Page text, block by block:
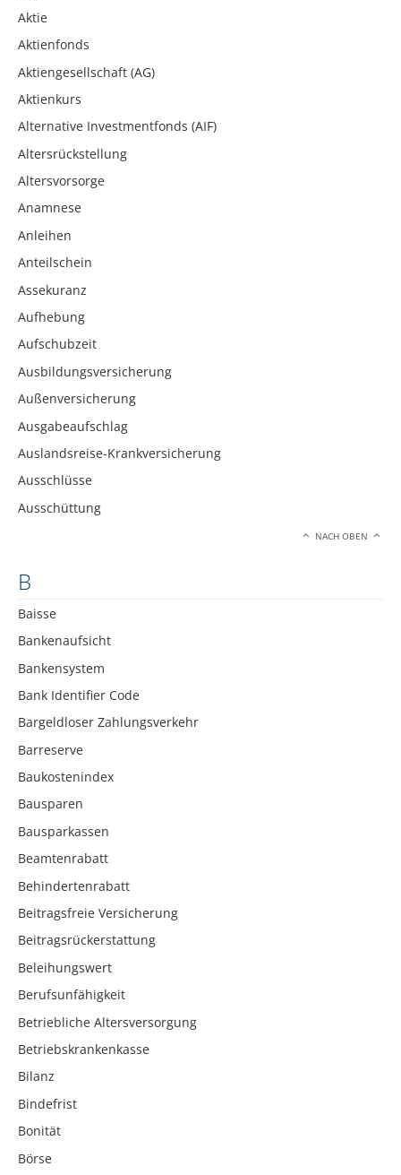
Aktie
Aktienfonds
Aktiengesellschaft (AG)
Aktienkurs
Alternative Investmentfonds (AIF)
Altersrückstellung
Altersvorsorge
Anamnese
Anleihen
Anteilschein
Assekuranz
Aufhebung
Aufschubzeit
Ausbildungsversicherung
Außenversicherung
Ausgabeaufschlag
Auslandsreise-Krankversicherung
Ausschlüsse
Ausschüttung
NACH OBEN
B
Baisse
Bankenaufsicht
Bankensystem
Bank Identifier Code
Bargeldloser Zahlungsverkehr
Barreserve
Baukostenindex
Bausparen
Bausparkassen
Beamtenrabatt
Behindertenrabatt
Beitragsfreie Versicherung
Beitragsrückerstattung
Beleihungswert
Berufsunfähigkeit
Betriebliche Altersversorgung
Betriebskrankenkasse
Bilanz
Bindefrist
Bonität
Börse